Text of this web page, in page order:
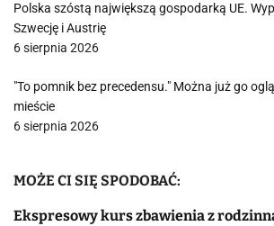
Polska szóstą największą gospodarką UE.
Szwecję i Austrię
6 sierpnia 2026
"To pomnik bez precedensu." Można już go
mieście
6 sierpnia 2026
MOŻE CI SIĘ SPODOBAĆ:
Ekspresowy kurs zbawienia z